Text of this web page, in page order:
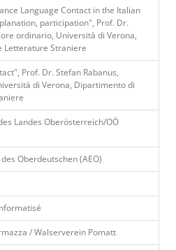
Language Contact in the Italian
participation", Prof. Dr.
ordinario, Università di Verona,
Letterature Straniere
Prof. Dr. Stefan Rabanus,
di Verona, Dipartimento di
Landes Oberösterreich/OÖ
Oberdeutschen (AEO)
/ Walserverein Pomatt